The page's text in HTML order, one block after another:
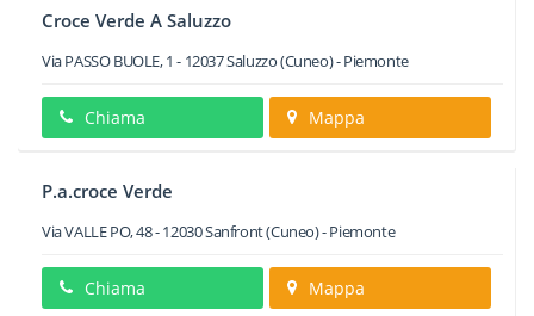
Croce Verde A Saluzzo
Via PASSO BUOLE, 1 - 12037Saluzzo(Cuneo) -Piemonte
Chiama Mappa
P.a.croce Verde
Via VALLE PO, 48-12030Sanfront(Cuneo) -Piemonte
Chiama Mappa